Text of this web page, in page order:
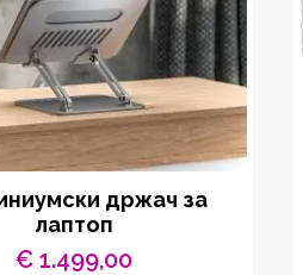
држач за
лаптоп
€1.499,00